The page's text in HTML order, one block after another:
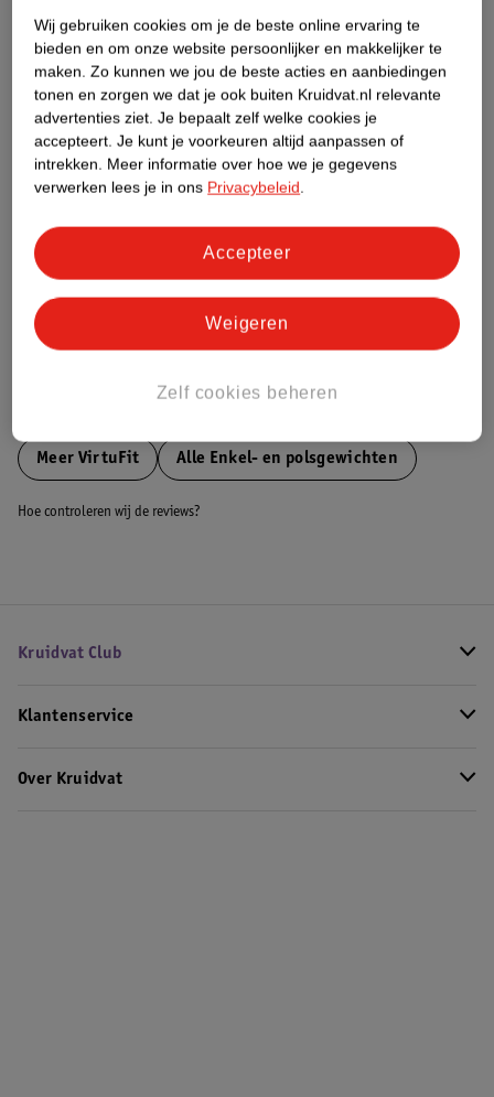
Productinformatie
Etiketinformatie
Nature Impact Score
Dit product heeft (nog) geen Nature
Bestel & Bezorginformatie
Meer VirtuFit Alle Enkel- en polsgewichten
Hoe controleren wij de reviews?
Kruidvat Club
Klantenservice
Over Kruidvat
Wij gebruiken cookies om je de beste online ervaring te
bieden en om onze website persoonlijker en makkelijker te
maken. Zo kunnen we jou de beste acties en aanbiedingen
tonen en zorgen we dat je ook buiten Kruidvat.nl relevante
advertenties ziet. Je bepaalt zelf welke cookies je
accepteert. Je kunt je voorkeuren altijd aanpassen of
intrekken. Meer informatie over hoe we je gegevens
verwerken lees je in ons Privacybeleid.
Zelf cookies beheren
Weigeren
Accepteer